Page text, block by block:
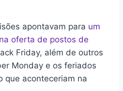
apontavam para um
oferta de postos de
Friday, além de outros
Monday e os feriados
que aconteceriam na